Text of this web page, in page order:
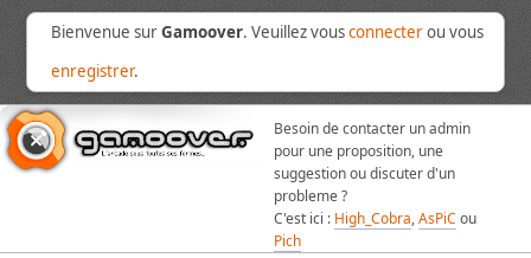
Bienvenue surGamoover. Veuillez vousconnecterou vous
enregistrer.
Besoin de contacter un admin
pour une proposition, une
suggestion ou discuter d'un
probleme ?
C'est ici : High_Cobra,AsPiC ou
Pich